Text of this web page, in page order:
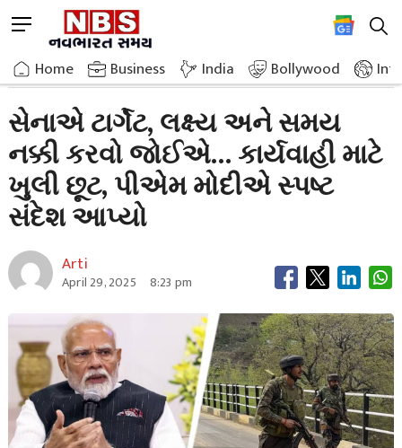
to
content
M
n
u
u
t
o
n
Home Business India Bollywood
Home»Breaking News»Army Should Decide The Method Target And Time
સેનાએ ટાર્ગેટ, લક્ષ્ય અને સમય
નક્કી કરવો જોઈએ… કાર્યવાહી માટે
ખુલી છૂટ, પીએમ મોદીએ સ્પષ્ટ
સંદેશ આપ્યો
Arti
April 29, 2025 8:23 pm